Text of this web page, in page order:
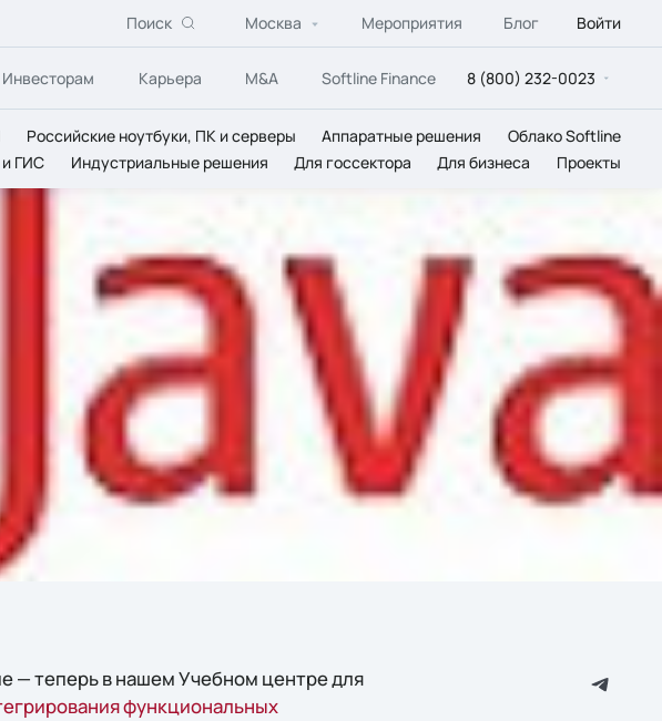
Поиск Москва Мероприятия Блог Войти
Инвесторам Карьера M&A Softline Finance 8 (800) 232-0023
Российские ноутбуки, ПК и серверы Аппаратные решения
Облако Softline
ГИС
Индустриальные решения Для госсектора Для бизнеса Проекты
— теперь в нашем Учебном центре для
функциональных